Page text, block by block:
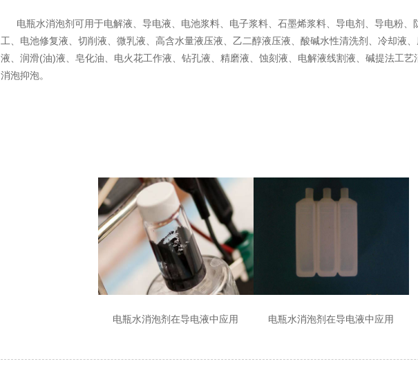
电瓶水消泡剂可用于电解液、导电液、电池浆料、电子浆料、石墨烯浆料、导电剂、导电粉、
工、电池修复液、切削液、微乳液、高含水量液压液、乙二醇液压液、酸碱水性清洗剂、冷却液
液、润滑(油)液、皂化油、电火花工作液、钻孔液、精磨液、蚀刻液、电解液线割液、碱提法工艺
消泡抑泡。
电瓶水消泡剂 在导电液中应用 电瓶水消泡剂 在导电液中应用